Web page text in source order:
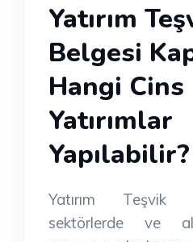
Yatırım
Belgesi
Hangi Cins
Yatırımlar
Yapılabilir?
Yatırım Teşvik
sektörlerde ve